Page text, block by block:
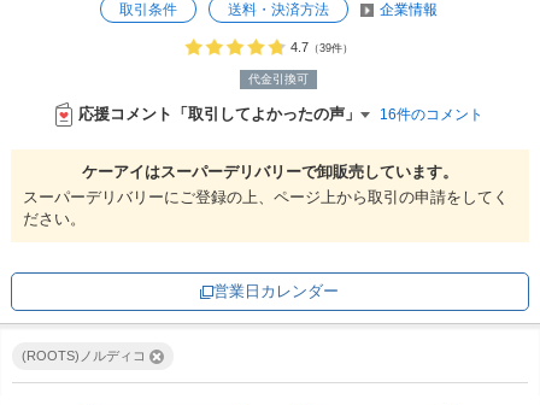
取引条件 送料・決済方法 企業情報
代金引換可
4.7 （39件）
応援コメント「取引してよかったの声」 16件のコメント
ケーアイはスーパーデリバリーで卸販売しています。
スーパーデリバリーにご登録の上、ページ上から取引の申請をしてく
ださい。
営業日カレンダー
(ROOTS)ノルディコ